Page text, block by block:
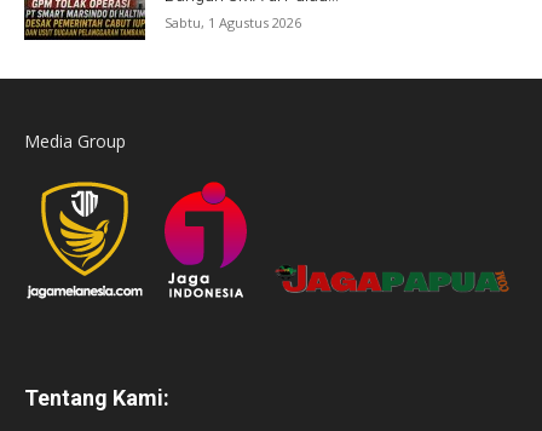
Sabtu, 1 Agustus 2026
Media Group
Tentang Kami: